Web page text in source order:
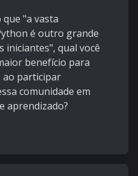
"a vasta
é outro grande
iniciantes", qual você
benefício para
ao participar
comunidade em
aprendizado?